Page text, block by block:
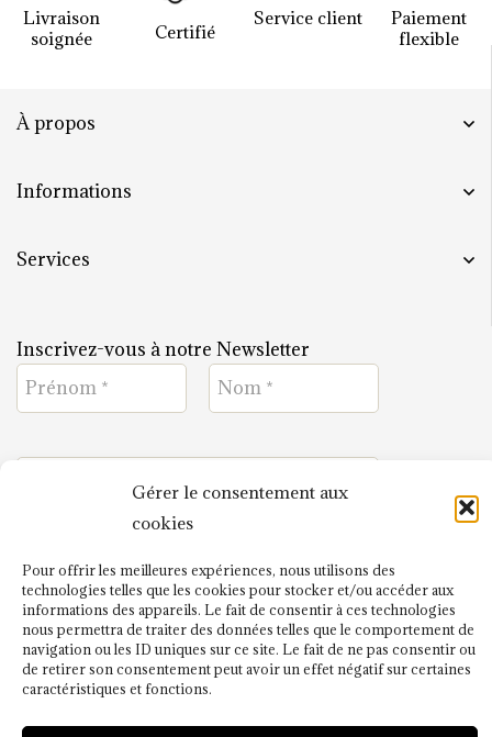
Gérer le consentement aux
cookies
Pour offrir les meilleures expériences, nous utilisons des
technologies telles que les cookies pour stocker et/ou accéder aux
informations des appareils. Le fait de consentir à ces technologies
nous permettra de traiter des données telles que le comportement de
navigation ou les ID uniques sur ce site. Le fait de ne pas consentir ou
de retirer son consentement peut avoir un effet négatif sur certaines
caractéristiques et fonctions.
Livraison
soignée
Certifié
Service client
Paiement
flexible
À propos
Informations
Services
Inscrivez-vous à notre Newsletter
J'ai lu et j'accepte
la politique de confidentialité
.